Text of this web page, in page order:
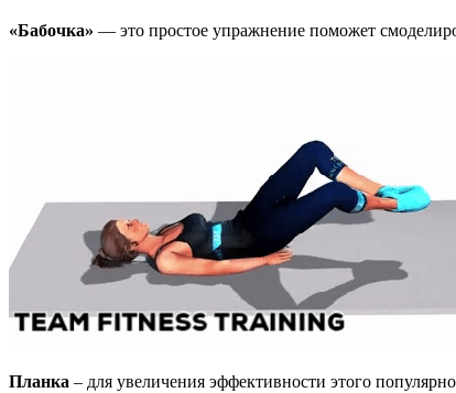
«Бабочка» — это простое упражнение поможет
Планка – для увеличения эффективности этого